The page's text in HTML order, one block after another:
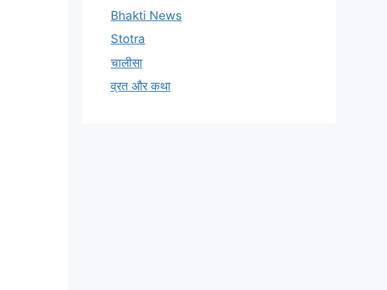
Bhakti News
Stotra
चालीसा
व्रत और कथा